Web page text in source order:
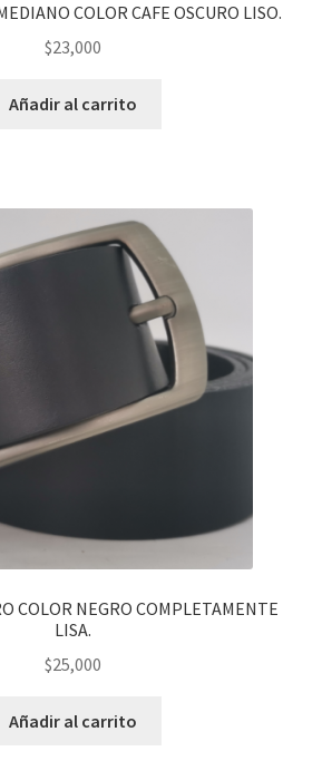
COLOR CAFE OSCURO LISO.
$23,000
Añadir al carrito
COLOR NEGRO COMPLETAMENTE
LISA.
$25,000
Añadir al carrito